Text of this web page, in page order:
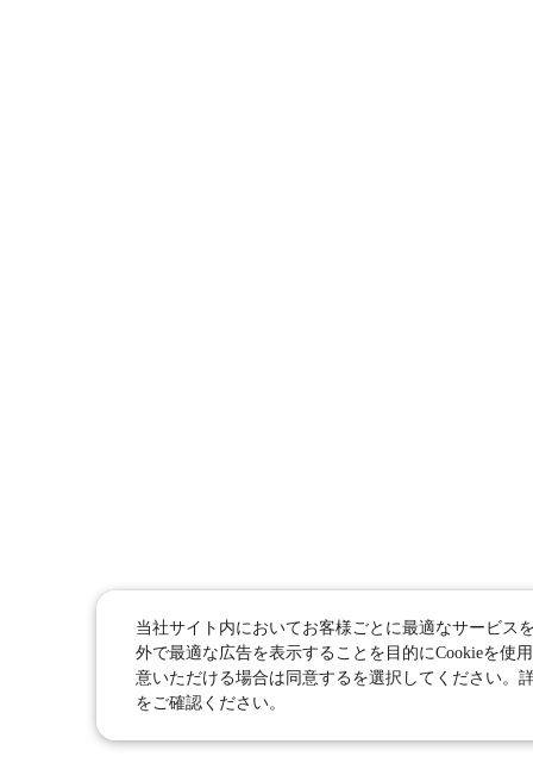
当社サイト内においてお客様ごとに最適なサービス
外で最適な広告を表示することを目的にCookieを使
意いただける場合は同意するを選択してください。
をご確認ください。